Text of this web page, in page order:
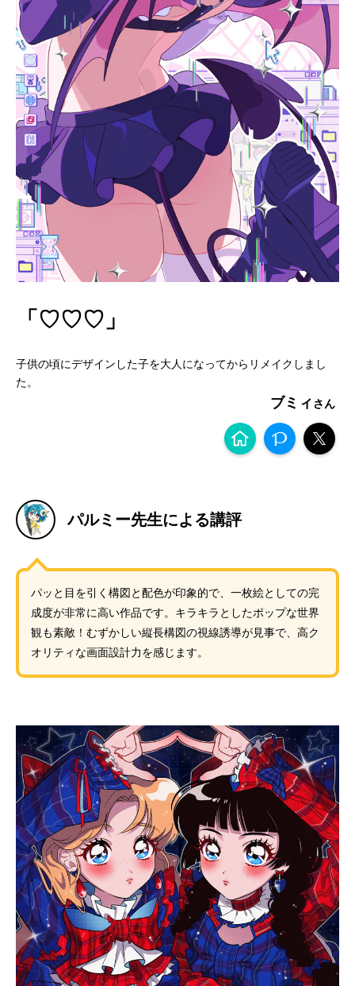
「♡♡♡」
子供の頃にデザインした子を大人になってからリメイクしまし
た。
ブミィ
パルミー先生による講評
パッと目を引く構図と配色が印象的で、一枚絵としての完
成度が非常に高い作品です。キラキラとしたポップな世界
観も素敵！むずかしい縦長構図の視線誘導が見事で、高ク
オリティな画面設計力を感じます。